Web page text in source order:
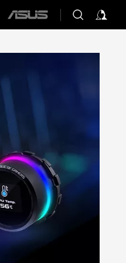
ASUS